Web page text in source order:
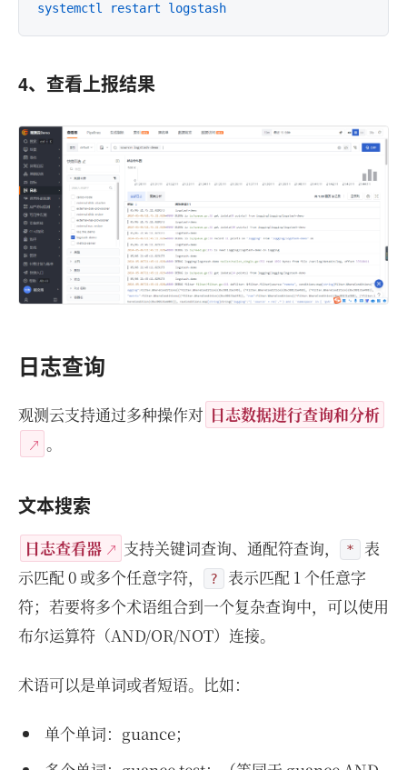
systemctl restart logstash
4、查看上报结果
日志查询
观测云支持通过多种操作对 日志数据进行查询和分析
。
文本搜索
日志查看器 支持关键词查询、通配符查询， *
表
示匹配 0 或多个任意字符，
?
表示匹配 1 个任意字
符；若要将多个术语组合到一个复杂查询中，可以使用
布尔运算符（AND/OR/NOT）连接。
术语可以是单词或者短语。比如：
单个单词：guance；